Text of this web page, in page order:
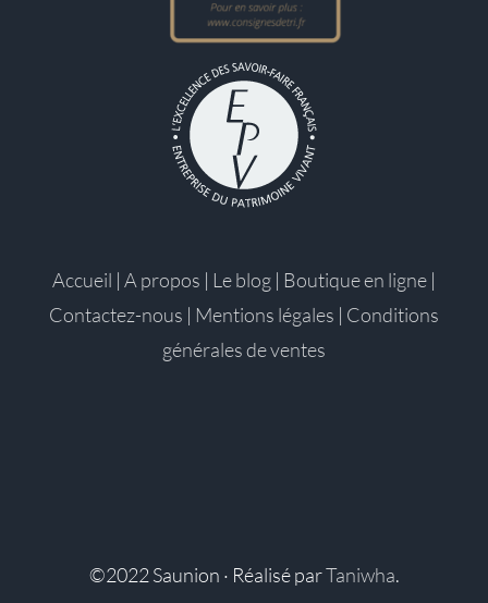
Accueil | A propos | Le blog | Boutique en ligne |
Contactez-nous | Mentions légales | Conditions
générales de ventes
©2022 Saunion · Réalisé parTaniwha.